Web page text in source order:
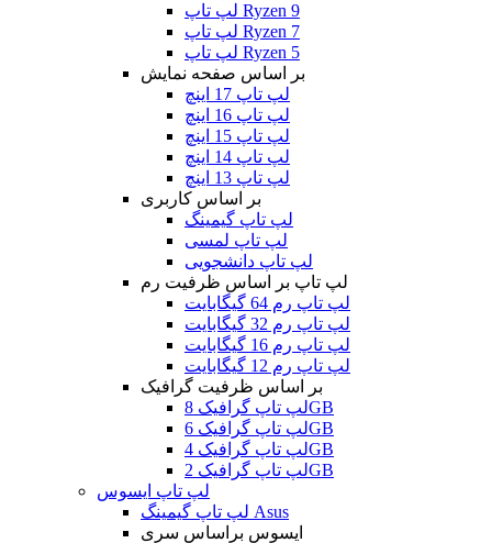
لپ تاپ Ryzen 9
لپ تاپ Ryzen 7
لپ تاپ Ryzen 5
بر اساس صفحه نمایش
لپ تاپ 17 اینچ
لپ تاپ 16 اینچ
لپ تاپ 15 اینچ
لپ تاپ 14 اینچ
لپ تاپ 13 اینچ
بر اساس کاربری
لپ تاپ گیمینگ
لپ تاپ لمسی
لپ تاپ دانشجویی
لپ تاپ بر اساس ظرفیت رم
لپ تاپ رم 64 گیگابایت
لپ تاپ رم 32 گیگابایت
لپ تاپ رم 16 گیگابایت
لپ تاپ رم 12 گیگابایت
بر اساس ظرفیت گرافیک
لپ تاپ گرافیک 8GB
لپ تاپ گرافیک 6GB
لپ تاپ گرافیک 4GB
لپ تاپ گرافیک 2GB
لپ تاپ ایسوس
لپ تاپ گیمینگ Asus
ایسوس براساس سری